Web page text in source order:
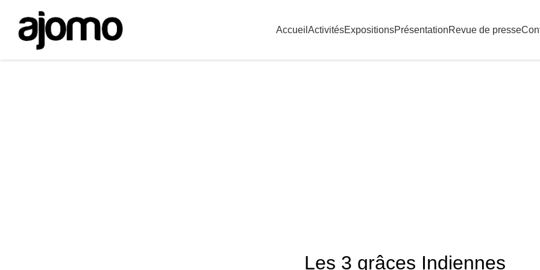
Accueil ActivitésExpositionsPrésentationRevue de presse
Les 3 grâces Indiennes